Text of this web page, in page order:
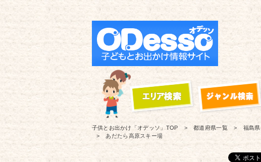
子供とお出かけ「オデッソ」 TOP 都道府県一覧 福島県
あだたら高原スキー場